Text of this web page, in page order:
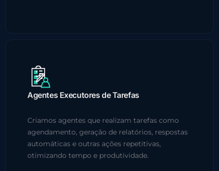
Agentes Executores de Tarefas
Criamos agentes que realizam tarefas como
agendamento, geração de relatórios, respostas
automáticas e outras ações repetitivas,
otimizando tempo e produtividade.